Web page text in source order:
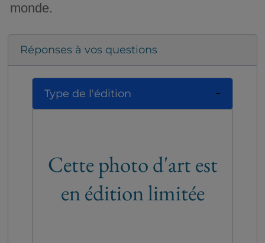
monde.
Réponses à vos questions
Type de l'édition
Cette photo d'art est
en édition limitée